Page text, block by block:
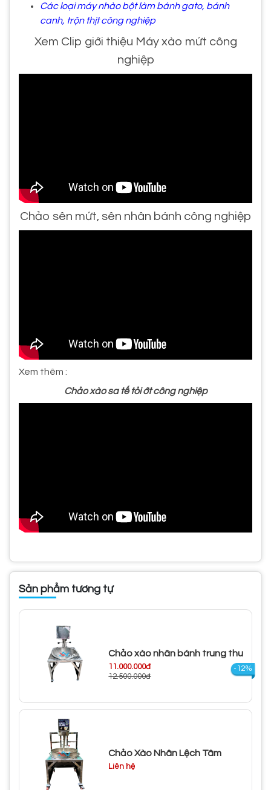
Các loại máy nhào bột làm bánh gato, bánh
canh, trộn thịt công nghiệp
Xem Clip giới thiệu Máy xào mứt công
nghiệp
Chảo sên mứt, sên nhân bánh công nghiệp
Xem thêm :
Chảo xào sa tế tỏi ớt công nghiệp
Sản phẩm tương tự
Chảo xào nhân bánh trung thu
11.000.000đ
12.500.000đ
-12%
Chảo Xào Nhân Lệch Tâm
Liên hệ